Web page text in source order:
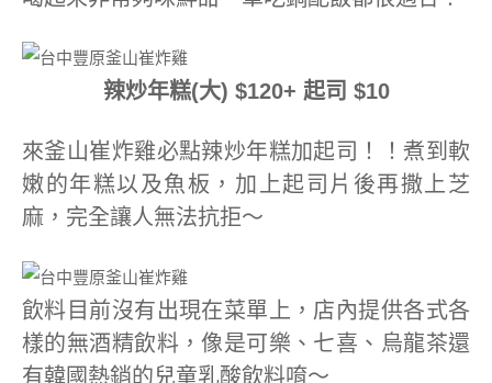
辣炒年糕(大) $120+ 起司 $10
來釜山崔炸雞必點辣炒年糕加起司！！煮到軟
嫩的年糕以及魚板，加上起司片後再撒上芝
麻，完全讓人無法抗拒～
飲料目前沒有出現在菜單上，店內提供各式各
樣的無酒精飲料，像是可樂、七喜、烏龍茶還
有韓國熱銷的兒童乳酸飲料唷～